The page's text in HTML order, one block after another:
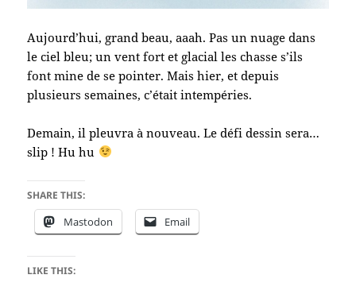
Aujourd’hui, grand beau, aaah. Pas un nuage dans
le ciel bleu; un vent fort et glacial les chasse s’ils
font mine de se pointer. Mais hier, et depuis
plusieurs semaines, c’était intempéries.
Demain, il pleuvra à nouveau. Le défi dessin sera…
slip ! Hu hu
SHARE THIS:
Mastodon Email
LIKE THIS: